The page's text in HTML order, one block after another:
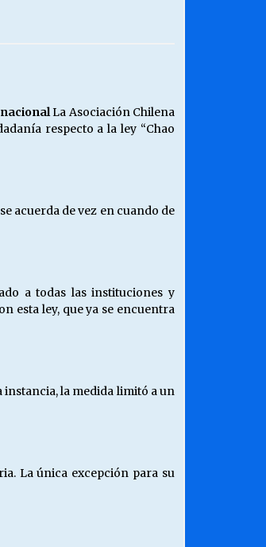
la Rerum Novarum a 135
“La cuestión social hoy”.
16/05/2026
nacionalLa Asociación Chilena
respecto a la ley “Chao
acuerda de vez en cuando de
a todas las instituciones y
esta ley, que ya se encuentra
la medida limitó a un
La única excepción para su